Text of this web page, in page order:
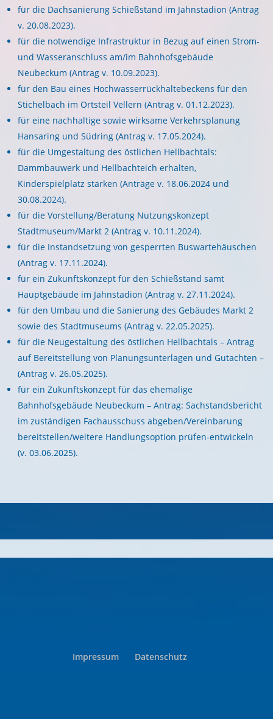
für die Dachsanierung Schießstand im Jahnstadion (Antrag
v. 20.08.2023).
für die notwendige Infrastruktur in Bezug auf einen Strom-
und Wasseranschluss am/im Bahnhofsgebäude
Neubeckum (Antrag v. 10.09.2023).
für den Bau eines Hochwasserrückhaltebeckens für den
Stichelbach im Ortsteil Vellern (Antrag v. 01.12.2023).
für eine nachhaltige sowie wirksame Verkehrsplanung
Hansaring und Südring (Antrag v. 17.05.2024).
für die Umgestaltung des östlichen Hellbachtals:
Dammbauwerk und Hellbachteich erhalten,
Kinderspielplatz stärken (Anträge v. 18.06.2024 und
30.08.2024).
für die Vorstellung/Beratung Nutzungskonzept
Stadtmuseum/Markt 2 (Antrag v. 10.11.2024).
für die Instandsetzung von gesperrten Buswartehäuschen
(Antrag v. 17.11.2024).
für ein Zukunftskonzept für den Schießstand samt
Hauptgebäude im Jahnstadion (Antrag v. 27.11.2024).
für den Umbau und die Sanierung des Gebäudes Markt 2
sowie des Stadtmuseums (Antrag v. 22.05.2025).
für die Neugestaltung des östlichen Hellbachtals – Antrag
auf Bereitstellung von Planungsunterlagen und Gutachten –
(Antrag v. 26.05.2025).
für ein Zukunftskonzept für das ehemalige
Bahnhofsgebäude Neubeckum – Antrag: Sachstandsbericht
im zuständigen Fachausschuss abgeben/Vereinbarung
bereitstellen/weitere Handlungsoption prüfen-entwickeln
(v. 03.06.2025).
Impressum Datenschutz